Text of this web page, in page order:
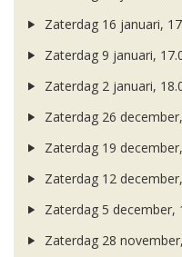
Zaterdag 16 januari,
Zaterdag 9 januari,
Zaterdag 2 januari,
Zaterdag 26
Zaterdag 19
Zaterdag 12
Zaterdag 5 december,
Zaterdag 28